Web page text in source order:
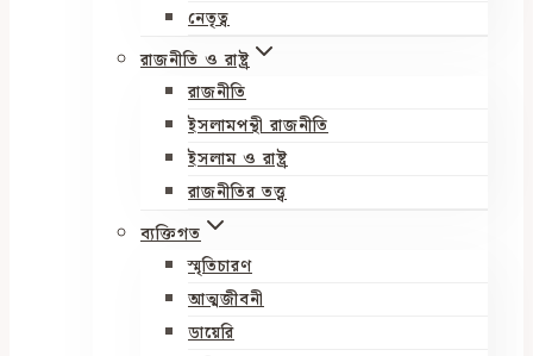
নেতৃত্ব
রাজনীতি ও রাষ্ট্র
রাজনীতি
ইসলামপন্থী রাজনীতি
ইসলাম ও রাষ্ট্র
রাজনীতির তত্ত্ব
ব্যক্তিগত
স্মৃতিচারণ
আত্মজীবনী
ডায়েরি